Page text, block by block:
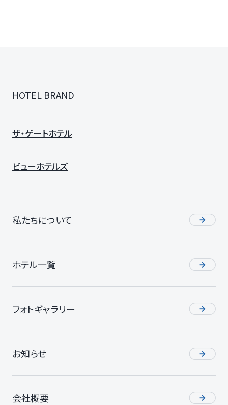
HOTEL BRAND
ザ・ゲートホテル
ビューホテルズ
私たちについて
ホテル一覧
フォトギャラリー
お知らせ
会社概要